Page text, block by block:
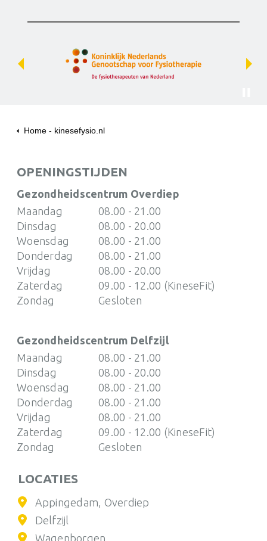
Previous Next
Home - kinesefysio.nl
Downloads en Documenten
OPENINGSTIJDEN
Gezondheidscentrum Overdiep
Maandag
08.00 - 21.00
Dinsdag
08.00 - 20.00
Woensdag
08.00 - 21.00
Donderdag
08.00 - 21.00
Vrijdag
08.00 - 20.00
Zaterdag
09.00 - 12.00 (KineseFit)
Zondag
Gesloten
Gezondheidscentrum Delfzijl
Maandag
08.00 - 21.00
Dinsdag
08.00 - 20.00
Woensdag
08.00 - 21.00
Donderdag
08.00 - 21.00
Vrijdag
08.00 - 21.00
Zaterdag
09.00 - 12.00 (KineseFit)
Zondag
Gesloten
LOCATIES
Appingedam, Overdiep
Delfzijl
Wagenborgen